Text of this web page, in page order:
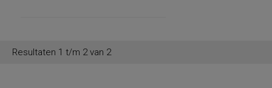
Resultaten 1 t/m 2 van 2